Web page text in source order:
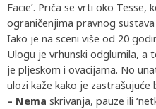
Facie’. Priča se vrti oko Tesse,
ograničenjima pravnog
Iako je na sceni više od 20
Ulogu je vrhunski odglumila, a
je pljeskom i ovacijama. No
ulozi kaže kako je zastrašujuće
– Nema skrivanja, pauze ili